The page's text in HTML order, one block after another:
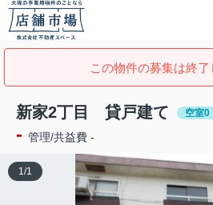
この物件の募集は終了
新家2丁目 貸戸建て 空室0
- 管理/共益費 -
1/1